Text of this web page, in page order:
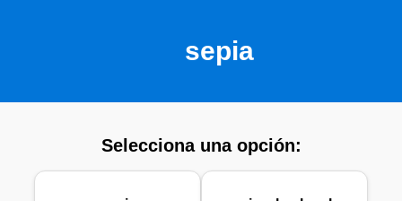
sepia
Selecciona una opción: